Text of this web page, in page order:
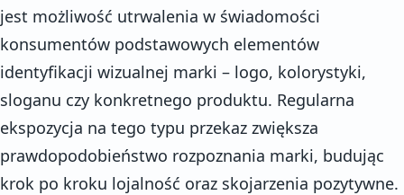
jest możliwość utrwalenia w świadomości
konsumentów podstawowych elementów
identyfikacji wizualnej marki – logo, kolorystyki,
sloganu czy konkretnego produktu. Regularna
ekspozycja na tego typu przekaz zwiększa
prawdopodobieństwo rozpoznania marki, budując
krok po kroku lojalność oraz skojarzenia pozytywne.